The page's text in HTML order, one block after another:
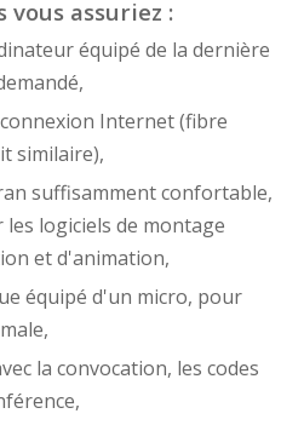
assuriez :
équipé de la dernière
Internet (fibre
similaire),
suffisamment confortable,
logiciels de montage
et d'animation,
équipé d'un micro, pour
la convocation, les codes